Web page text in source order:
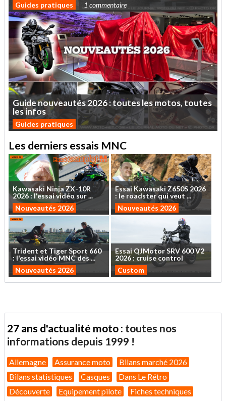
Guides pratiques 1 commentaire
Guidenouveautés2026:touteslesmotos,toutes
lesinfos
Guides pratiques
Les derniers essais MNC
Kawasaki NinjaZX-10R
2026: l'essaividéo sur...
Nouveautés 2026
Essai Kawasaki Z650S 2026
: le roadsterquiveut ...
Nouveautés 2026
Trident et TigerSport 660
: l'essaividéo MNCdes...
Nouveautés 2026
EssaiQJMotorSRV 600V2
2026 : cruise control
Custom
27 ans d'actualité moto : toutes nos
informations depuis 1999 !
Allemagne Assurance moto
Bilans marché 2026
Bilans statistiques
Casques
Dans Le Rétro
Découverte
Equipement pilote
Fiches techniques